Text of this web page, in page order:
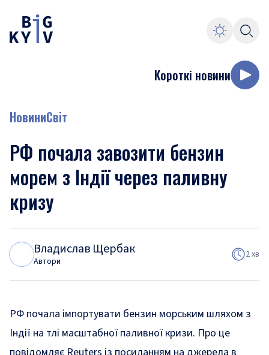
Короткі новини
НовиниСвіт
РФ почала завозити бензин
морем з Індії через паливну
кризу
Владислав Щербак
Автори
2 хв
РФ почала імпортувати бензин морським шляхом з
Індії на тлі масштабної паливної кризи. Про це